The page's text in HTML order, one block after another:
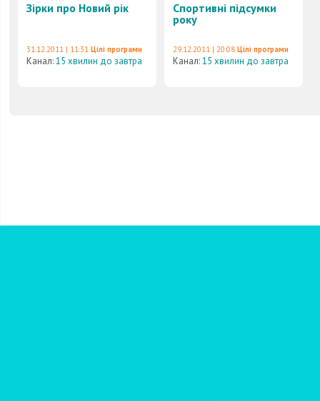
Зірки про Новий рік
31.12.2011 | 11:31 Цілі програми
Канал:15 хвилин до завтра
Спортивні підсумки
року
29.12.2011 | 20:08 Цілі програми
Канал:15 хвилин до завтра